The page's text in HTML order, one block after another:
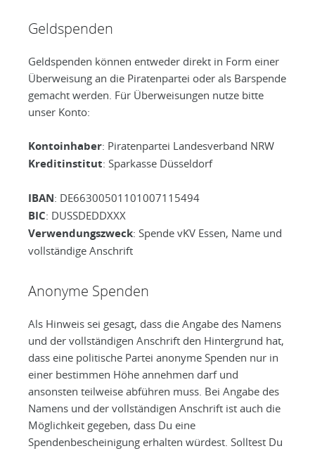
Geldspenden
Geldspenden können entweder direkt in Form einer
Überweisung an die Piratenpartei oder als Barspende
gemacht werden. Für Überweisungen nutze bitte
unser Konto:
Kontoinhaber: Piratenpartei Landesverband NRW
Kreditinstitut: Sparkasse Düsseldorf
IBAN: DE66300501101007115494
BIC: DUSSDEDDXXX
Verwendungszweck: Spende vKV Essen, Name und
vollständige Anschrift
Anonyme Spenden
Als Hinweis sei gesagt, dass die Angabe des Namens
und der vollständigen Anschrift den Hintergrund hat,
dass eine politische Partei anonyme Spenden nur in
einer bestimmen Höhe annehmen darf und
ansonsten teilweise abführen muss. Bei Angabe des
Namens und der vollständigen Anschrift ist auch die
Möglichkeit gegeben, dass Du eine
Spendenbescheinigung erhalten würdest. Solltest Du